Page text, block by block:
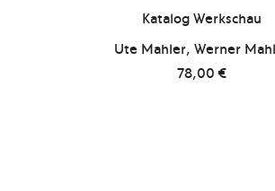
Katalog Werkschau
Ute Mahler, Werner
78,00€